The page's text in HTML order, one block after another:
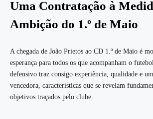
Uma Contratação à
Ambição do 1.º de Maio
A chegada de João Prietos ao CD 1.º de Maio é
esperança para todos os que acompanham o
defensivo traz consigo experiência, qualidade e
vencedora, características que se revelam
objetivos traçados pelo clube.